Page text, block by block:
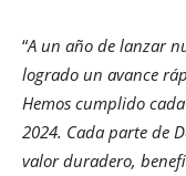
“A un año de lanzar
logrado un avance
Hemos cumplido
2024. Cada parte de
valor duradero,